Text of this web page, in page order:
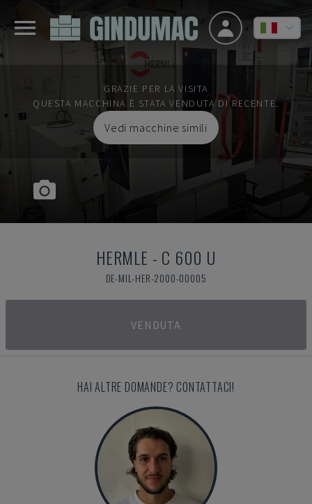
GRAZIE PER LA VISITA
QUESTA MACCHINA È STATA VENDUTA DI RECENTE.
Vedi macchine simili
HERMLE - C 600 U
DE-MIL-HER-2000-00005
VENDUTA
HAI ALTRE DOMANDE? CONTATTACI!